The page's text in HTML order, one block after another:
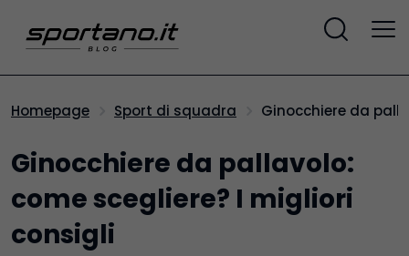
Homepage Sport di squadra Ginocchiere da
Ginocchiere da pallavolo:
come scegliere? I migliori
consigli